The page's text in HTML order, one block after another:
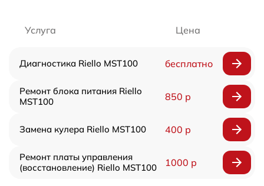
Услуга Цена
Диагностика Riello MST100 бесплатно
Ремонт блока питания Riello
MST100
850 р
Замена кулера Riello MST100 400 р
Ремонт платы управления
(восстановление) Riello MST100
1000 р